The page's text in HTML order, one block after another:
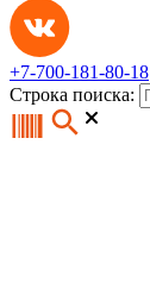
+7-700-181-80-18
Строка поиска: